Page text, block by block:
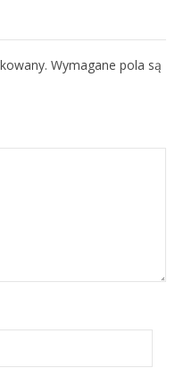
Wymagane pola są